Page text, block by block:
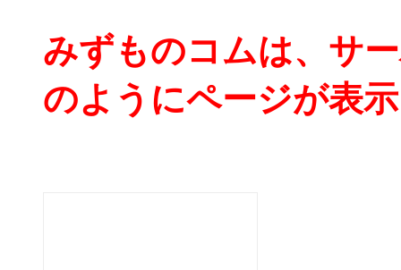
みずものコムは、サ
のようにページが表